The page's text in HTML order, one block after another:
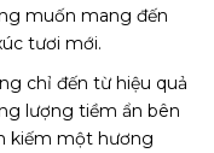
muốn mang đến
tươi mới.
chỉ đến từ hiệu quả
lượng tiềm ẩn bên
kiếm một hương